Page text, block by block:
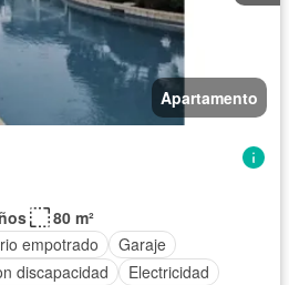
Apartamento
80 m²
empotrado
Garaje
discapacidad
Electricidad